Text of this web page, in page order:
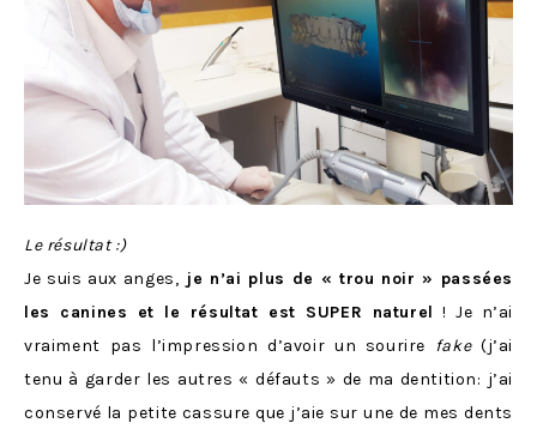
Le résultat :)
Je suis aux anges, je n’ai plus de « trou noir » passées
les canines et le résultat est SUPER naturel ! Je n’ai
vraiment pas l’impression d’avoir un sourire fake(j’ai
tenu à garder les autres « défauts » de ma dentition: j’ai
conservé la petite cassure que j’aie sur une de mes dents